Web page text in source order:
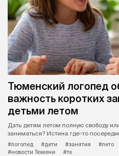
Тюменский логопед
важность коротких
детьми летом
Дать детям летом полную свободу
заниматься? Истина где-то
#логопед
#дети #занятия #лето
#новости Тюмени
#тк